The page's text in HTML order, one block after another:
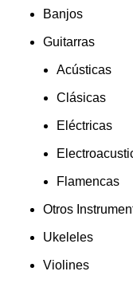
Banjos
Guitarras
Acústicas
Clásicas
Eléctricas
Flamencas
Otros
Ukeleles
Violines